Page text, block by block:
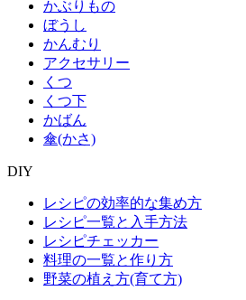
かぶりもの
ぼうし
かんむり
アクセサリー
くつ
くつ下
かばん
傘(かさ)
DIY
レシピの効率的な集め方
レシピ一覧と入手方法
レシピチェッカー
料理の一覧と作り方
野菜の植え方(育て方)